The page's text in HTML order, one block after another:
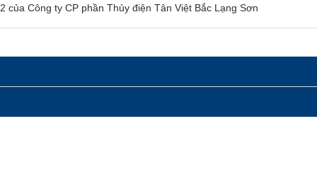
2 của Công ty CP phần Thủy điện Tân Việt Bắc Lạng Sơn